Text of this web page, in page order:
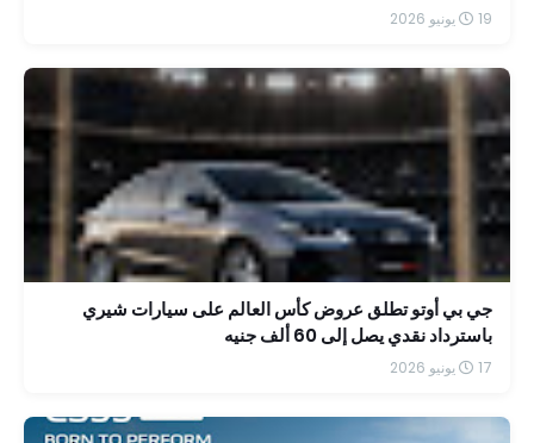
19 يونيو 2026
جي بي أوتو تطلق عروض كأس العالم على سيارات شيري
باسترداد نقدي يصل إلى 60 ألف جنيه
17 يونيو 2026